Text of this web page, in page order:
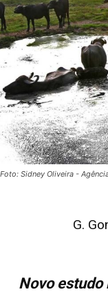
Foto: Sidney Oliveira -
G.
Novo